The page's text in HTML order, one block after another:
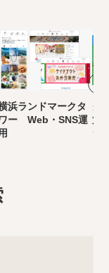
浜ランドマークタ
ワー Web・SNS運
グ
第
シ